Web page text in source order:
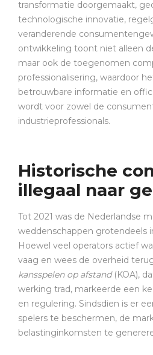
transformatie doorgemaakt,
technologische innovatie,
veranderende
ontwikkeling toont niet alleen
maar ook de toegenomen
professionalisering, waardoor
betrouwbare informatie en
wordt voor zowel de
industrieprofessionals.
Historische
illegaal naar
Tot 2021 was de Nederlandse
weddenschappen grotendeels
Hoewel veel operators actief
vaag en wees de overheid
kansspelen op afstand(KOA),
werking trad, markeerde een
en regulering. Sindsdien is er
spelers te beschermen, de
belastinginkomsten te